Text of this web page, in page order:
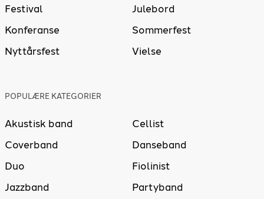
Festival
Julebord
Konferanse
Sommerfest
Nyttårsfest
Vielse
POPULÆRE KATEGORIER
Akustisk band
Cellist
Coverband
Danseband
Duo
Fiolinist
Jazzband
Partyband